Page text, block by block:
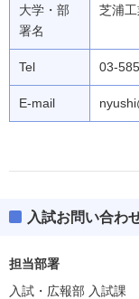
大学・部
署名
芝浦
Tel 03-
E-mail
入試お問い合わ
担当部署
入試・広報部 入試課